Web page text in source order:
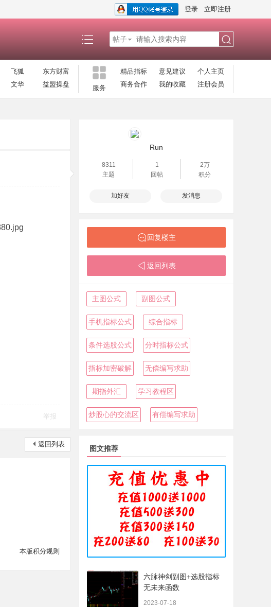
登录 立即注册
帖子
飞狐
东方财富
文华 益盟操盘 服务
精品指标 意见建议
个人主页
商务合作
我的收藏 注册会员
举报
返回列表
本版积分规则
Run
8311
主题
1
回帖
2万
积分
加好友 发消息
回复楼主
返回列表
主图公式 副图公式
手机指标公式 综合指标
条件选股公式 分时指标公式
指标加密破解 无偿编写求助
期指外汇 学习教程区
炒股心的交流区 有偿编写求助
图文推荐
六脉神剑副图+选股指标
无未来函数
2023-07-18